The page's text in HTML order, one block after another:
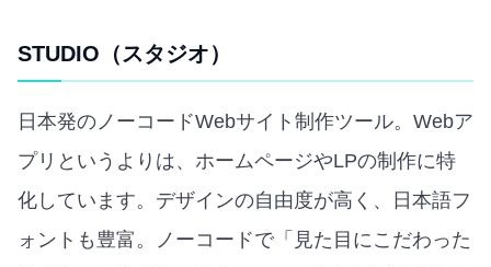
STUDIO（スタジオ）
日本発のノーコードWebサイト制作ツール。Webア
プリというよりは、ホームページやLPの制作に特
化しています。デザインの自由度が高く、日本語フ
ォントも豊富。ノーコードで「見た目にこだわった